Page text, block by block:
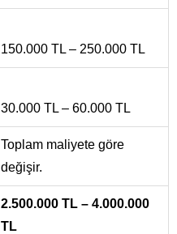
150.000 TL – 250.000 TL
30.000 TL – 60.000 TL
Toplam maliyete göre
değişir.
2.500.000 TL – 4.000.000
TL